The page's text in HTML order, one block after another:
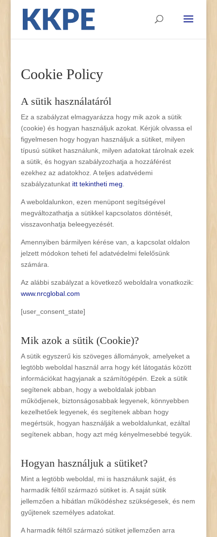
Cookie Policy
A sütik használatáról
Ez a szabályzat elmagyarázza hogy mik azok a sütik
(cookie) és hogyan használjuk azokat. Kérjük olvassa el
figyelmesen hogy hogyan használjuk a sütiket, milyen
típusú sütiket használunk, milyen adatokat tárolnak ezek
a sütik, és hogyan szabályzozhatja a hozzáférést
ezekhez az adatokhoz. A teljes adatvédemi
szabályzatunkat itt tekintheti meg
A weboldalunkon, ezen menüpont segítségével
megváltozathatja a sütikkel kapcsolatos döntését,
visszavonhatja beleegyezését.
Amennyiben bármilyen kérése van, a kapcsolat oldalon
jelzett módokon teheti fel adatvédelmi felelősünk
számára.
Az alábbi szabályzat a következő weboldalra vonatkozik:
www.nrcglobal.com
[user_consent_state]
Mik azok a sütik (Cookie)?
A sütik egyszerű kis szöveges állományok, amelyeket a
legtöbb weboldal használ arra hogy két látogatás között
információkat hagyjanak a számítógépén. Ezek a sütik
segítenek abban, hogy a weboldalak jobban
működjenek, biztonságosabbak legyenek, könnyebben
kezelhetőek legyenek, és segítenek abban hogy
megértsük, hogyan használják a weboldalunkat, ezáltal
segítenek abban, hogy azt még kényelmesebbé tegyük.
Hogyan használjuk a sütiket?
Mint a legtöbb weboldal, mi is használunk saját, és
harmadik féltől származó sütiket is. A saját sütik
jellemzően a hibátlan működéshez szükségesek, és nem
gyűjtenek személyes adatokat.
A harmadik féltől származó sütiket jellemzően arra